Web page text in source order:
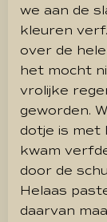
we aan de
kleuren
over de
het mocht
vrolijke
geworden.
dotje is met
kwam
door de
Helaas
daarvan